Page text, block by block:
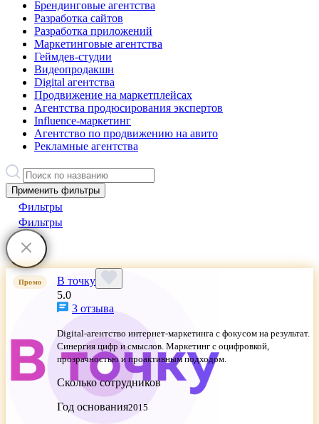
Брендинговые агентства
Разработка сайтов
Разработка приложений
Маркетинговые агентства
Геймдев-студии
Видеопродакшн
Digital агентства
Продвижение на маркетплейсах
Агентства продюсирования экспертов
Influence-маркетинг
Агентство по продвижению на авито
Рекламные агентства
Применить фильтры
Фильтры
Фильтры
Промо
В точку
5.0
3 отзыва
Digital-агентство интернет-маркетинга с фокусом на результат.
Синергия цифр и смыслов. Маркетинг с оцифровкой,
прозрачностью и проактивным подходом.
Сколько сотрудников
Год основания2015